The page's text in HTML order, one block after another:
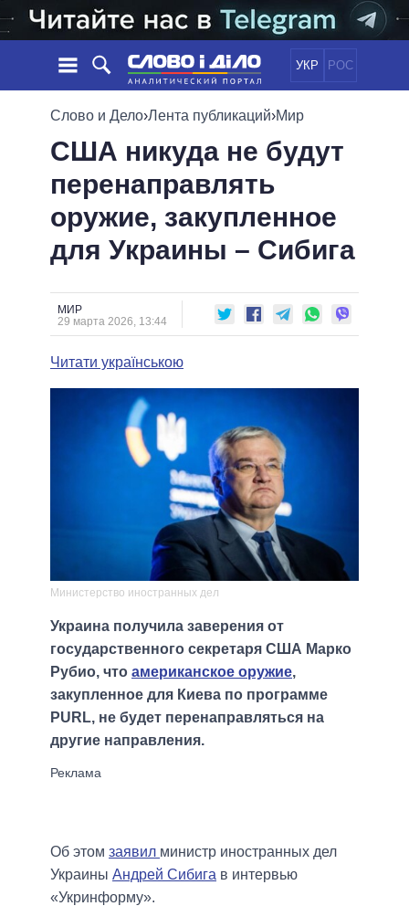
УКР РОС
НОВОСТИ
ЛЕНТА
СОБЫТИЯ
СТАТЬИ
МНЕНИЯ
ОБЗОРЫ
ДАЙДЖЕСТЫ
ПОЛИТИКА
ЭКОНОМИКА
ОБЩЕСТВО
ОБЕЩАНИЯ
ПОЛИТИКИ
ВСЕ ПОЛИТИКИ
ПРЕЗИДЕНТ И ОФИС
ВЕРХОВНАЯ РАДА
КАБИНЕТ МИНИСТРОВ
МЭРЫ
ВСЕ ПЕРСОНЫ
ИНФОГРАФИКА
ПОДДЕРЖАТЬ
СРАВНЕНИЕ ПОЛИТИКОВ
Слово и Дело›Лента публикаций›Мир
США никуда не будут
перенаправлять
оружие, закупленное
для Украины – Сибига
МИР
29 марта 2026, 13:44
Читати українською
Министерство иностранных дел
Украина получила заверения от
государственного секретаря США Марко
Рубио, что американское оружие,
закупленное для Киева по программе
PURL, не будет перенаправляться на
другие направления.
Об этом заявил министр иностранных дел
Украины Андрей Сибига в интервью
«Укринформу».